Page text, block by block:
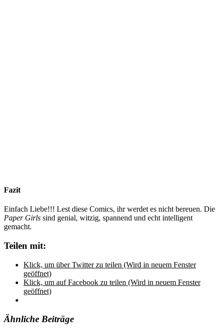
Fazit
Einfach Liebe!!! Lest diese Comics, ihr werdet es nicht bereuen. Die
Paper Girls sind genial, witzig, spannend und echt intelligent
gemacht.
Teilen mit:
Klick, um über Twitter zu teilen (Wird in neuem Fenster
geöffnet)
Klick, um auf Facebook zu teilen (Wird in neuem Fenster
geöffnet)
Ähnliche Beiträge